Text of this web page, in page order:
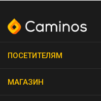
ПОСЕТИТЕЛЯМ
МАГАЗИН